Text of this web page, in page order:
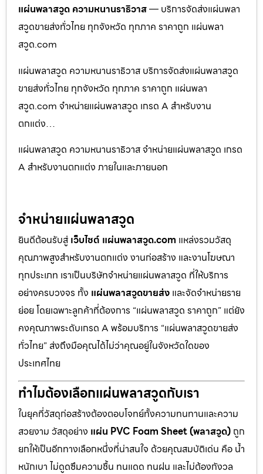
แผ่นพลาสวูด ความหนานราธิวาส— บริการจัดส่งแผ่นพลา
สวูดขายส่งทั่วไทย ทุกจังหวัด ทุกภาค ราคาถูก แผ่นพลา
สวูด.com
แผ่นพลาสวูด ความหนานราธิวาส บริการจัดส่งแผ่นพลาสวูด
ขายส่งทั่วไทย ทุกจังหวัด ทุกภาค ราคาถูก แผ่นพลา
สวูด.com จำหน่ายแผ่นพลาสวูด เกรด A สำหรับงาน
ตกแต่ง…
แผ่นพลาสวูด ความหนานราธิวาส จำหน่ายแผ่นพลาสวูด เกรด
A สำหรับงานตกแต่ง ภายในและภายนอก
จำหน่ายแผ่นพลาสวูด
ยินดีต้อนรับสู่ เว็บไซต์ แผ่นพลาสวูด.com แหล่งรวมวัสดุ
คุณภาพสูงสำหรับงานตกแต่ง งานก่อสร้าง และงานโฆษณา
ทุกประเภท เราเป็นบริษัทจำหน่ายแผ่นพลาสวูด ที่ให้บริการ
อย่างครบวงจร ทั้ง แผ่นพลาสวูดขายส่ง และจัดจำหน่ายราย
ย่อย โดยเฉพาะลูกค้าที่ต้องการ “แผ่นพลาสวูด ราคาถูก” แต่ยัง
คงคุณภาพระดับเกรด A พร้อมบริการ “แผ่นพลาสวูดขายส่ง
ทั่วไทย” ส่งถึงมือคุณได้ไม่ว่าคุณอยู่ในจังหวัดใดของ
ประเทศไทย
ทำไมต้องเลือกแผ่นพลาสวูดกับเรา
ในยุคที่วัสดุก่อสร้างต้องตอบโจทย์ทั้งความทนทานและความ
สวยงาม วัสดุอย่าง แผ่น PVC Foam Sheet (พลาสวูด) ถูก
ยกให้เป็นอีกทางเลือกหนึ่งที่น่าสนใจ ด้วยคุณสมบัติเด่น คือ น้ำ
หนักเบา ไม่ดูดซึมความชื้น ทนแดด ทนฝน และไม่ต้องกังวล